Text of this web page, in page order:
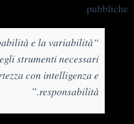
pubbliche.
e la variabilità
strumenti necessari
con intelligenza e
responsabilità.”